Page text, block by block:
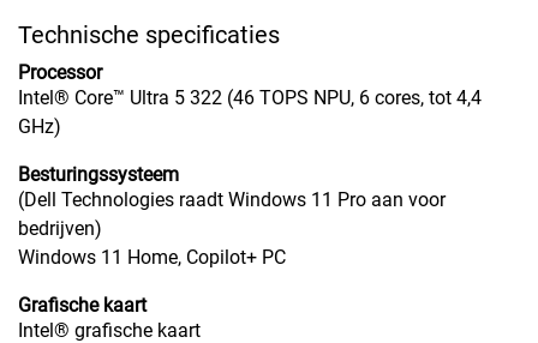
Technische specificaties
Processor
Intel® Core™ Ultra 5 322 (46 TOPS NPU, 6 cores, tot 4,4
GHz)
Besturingssysteem
(Dell Technologies raadt Windows 11 Pro aan voor
bedrijven)
Windows 11 Home, Copilot+ PC
Grafische kaart
Intel® grafische kaart